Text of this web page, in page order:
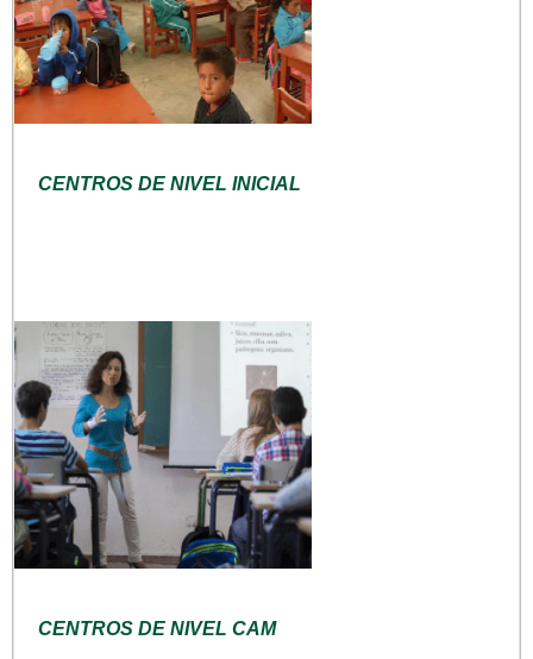
CENTROS DE NIVEL INICIAL
CENTROS DE NIVEL CAM